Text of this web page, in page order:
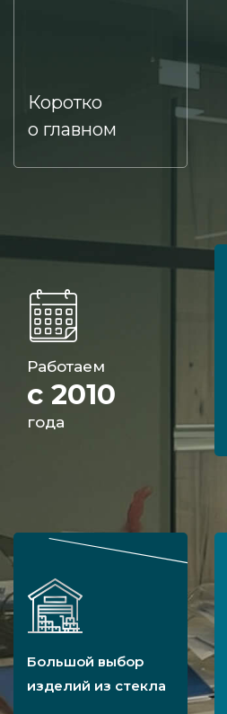
Коротко
о главном
Работаем
с 2010
года
Большой выбор
изделий из стекла